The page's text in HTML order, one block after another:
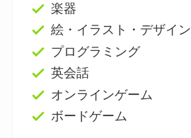
楽器
絵・イラスト・デザイン
プログラミング
英会話
オンラインゲーム
ボードゲーム